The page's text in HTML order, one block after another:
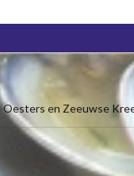
en Zeeuwse